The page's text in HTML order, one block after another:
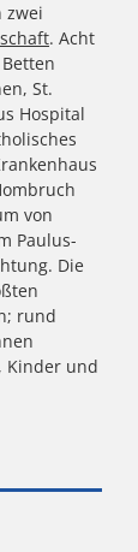
zwei
. Acht
St.
Hospital
von
Paulus-
Die
rund
Kinder und